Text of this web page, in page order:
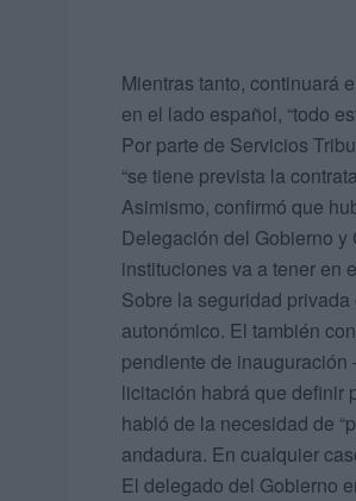
Mientras tanto, continuará
en el lado español, “todo
Por parte de Servicios
“se tiene prevista la
Asimismo, confirmó que
Delegación del Gobierno
instituciones va a tener en
Sobre la seguridad
autonómico. El también
pendiente de
licitación habrá que definir
habló de la necesidad de
andadura. En cualquier
El delegado del Gobierno